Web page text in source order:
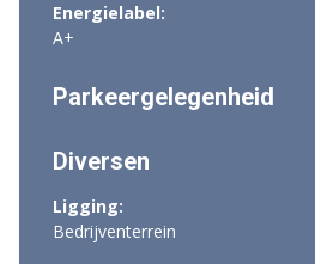
Energielabel:
A+
Parkeergelegenheid
Diversen
Ligging:
Bedrijventerrein